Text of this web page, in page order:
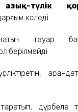
азық-түлік
келеді.
тауар
берілмейді.
дүрбелең